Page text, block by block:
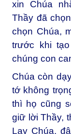
xin Chúa
Thầy đã
chọn Chúa,
trước khi
chúng con
Chúa còn
tớ không
thì họ cũng
giữ lời Thầy,
Lạy Chúa,